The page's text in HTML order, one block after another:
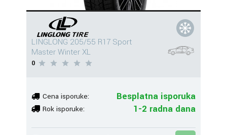
LINGLONG 205/55 R17 Sport
Master Winter XL
0
Cena isporuke: Besplatna isporuka
Rok isporuke: 1-2 radna dana